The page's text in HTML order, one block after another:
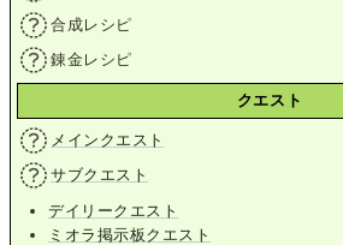
合成レシピ
錬金レシピ
クエスト
メインクエスト
サブクエスト
デイリークエスト
ミオラ掲示板クエスト